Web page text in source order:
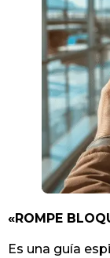
«ROMPE
Es una guía